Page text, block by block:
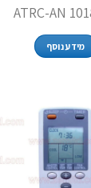
ATRC-AN
מידע נוסף